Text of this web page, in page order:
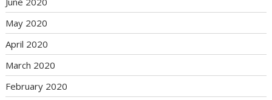
May 2020
April 2020
March 2020
February 2020